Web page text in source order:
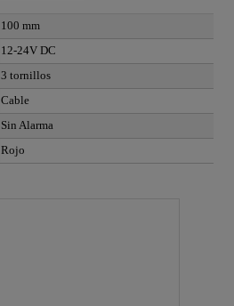
100 mm
12-24V DC
3 tornillos
Cable
Sin Alarma
Rojo